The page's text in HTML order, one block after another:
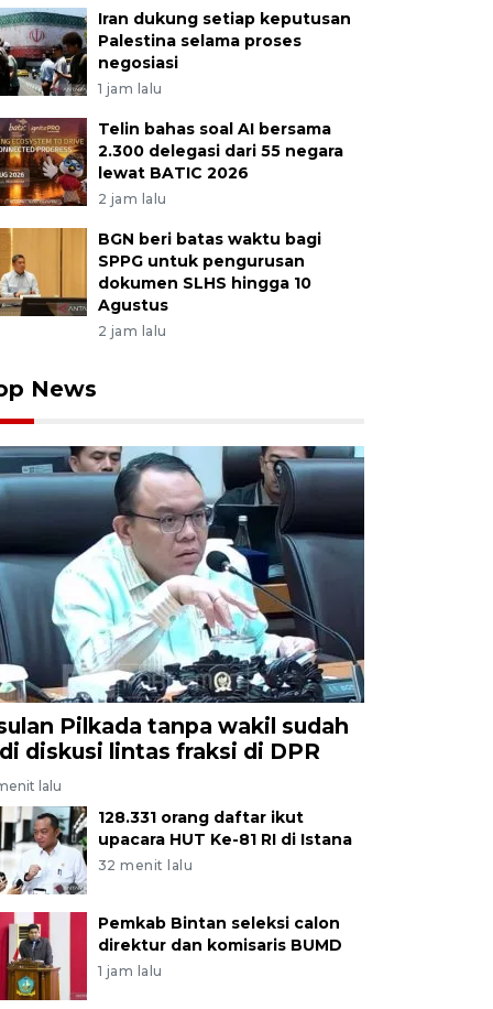
Iran dukung setiap keputusan
Palestina selama proses
negosiasi
1 jam lalu
Telin bahas soal AI bersama
2.300 delegasi dari 55 negara
lewat BATIC 2026
2 jam lalu
BGN beri batas waktu bagi
SPPG untuk pengurusan
dokumen SLHS hingga 10
Agustus
2 jam lalu
News
Pilkada tanpa wakil sudah
diskusi lintas fraksi di DPR
lalu
128.331 orang daftar ikut
upacara HUT Ke-81 RI di Istana
32 menit lalu
Pemkab Bintan seleksi calon
direktur dan komisaris BUMD
1 jam lalu